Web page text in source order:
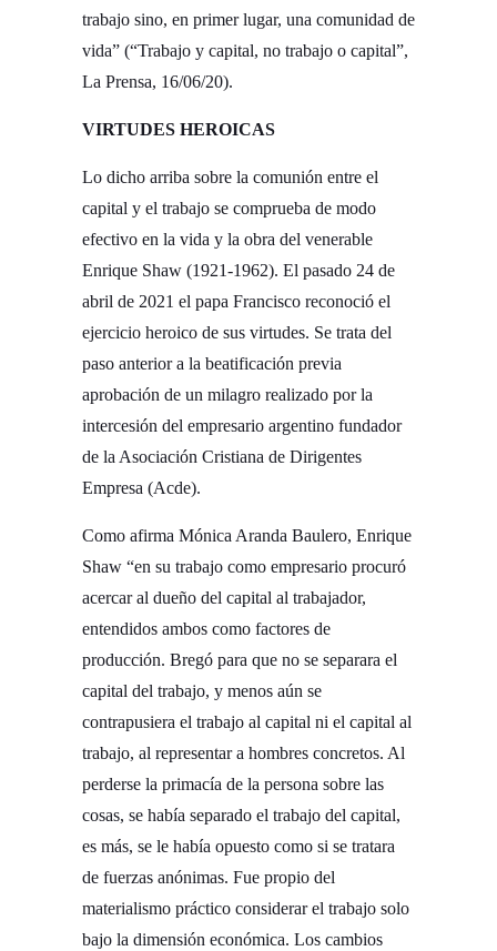
trabajo sino, en primer lugar, una comunidad de
vida” (“Trabajo y capital, no trabajo o capital”,
La Prensa, 16/06/20).­
VIRTUDES HEROICAS­
Lo dicho arriba sobre la comunión entre el
capital y el trabajo se comprueba de modo
efectivo en la vida y la obra del venerable
Enrique Shaw (1921-1962). El pasado 24 de
abril de 2021 el papa Francisco reconoció el
ejercicio heroico de sus virtudes. Se trata del
paso anterior a la beatificación previa
aprobación de un milagro realizado por la
intercesión del empresario argentino fundador
de la Asociación Cristiana de Dirigentes
Empresa (Acde).­
Como afirma Mónica Aranda Baulero, Enrique
Shaw “en su trabajo como empresario procuró
acercar al dueño del capital al trabajador,
entendidos ambos como factores de
producción. Bregó para que no se separara el
capital del trabajo, y menos aún se
contrapusiera el trabajo al capital ni el capital al
trabajo, al representar a hombres concretos. Al
perderse la primacía de la persona sobre las
cosas, se había separado el trabajo del capital,
es más, se le había opuesto como si se tratara
de fuerzas anónimas. Fue propio del
materialismo práctico considerar el trabajo solo
bajo la dimensión económica. Los cambios